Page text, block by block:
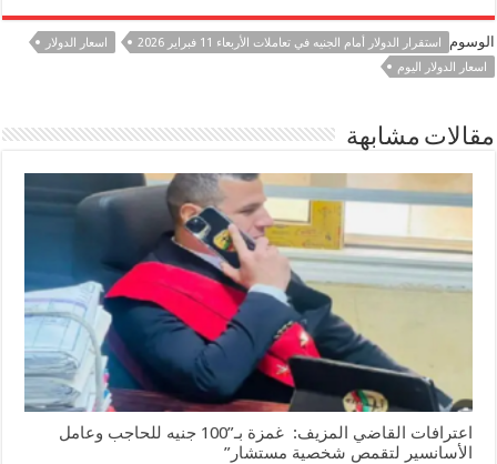
e
b
o
k
at
sA
p
er
es
k
e
n
se
n
er
الوسوم استقرار الدولار أمام الجنيه في تعاملات الأربعاء 11 فبراير 2026
اسعار الدولار
اسعار الدولار اليوم
مقالات مشابهة
اعترافات القاضي المزيف: غمزة بـ”100 جنيه للحاجب وعامل
الأسانسير لتقمص شخصية مستشار”